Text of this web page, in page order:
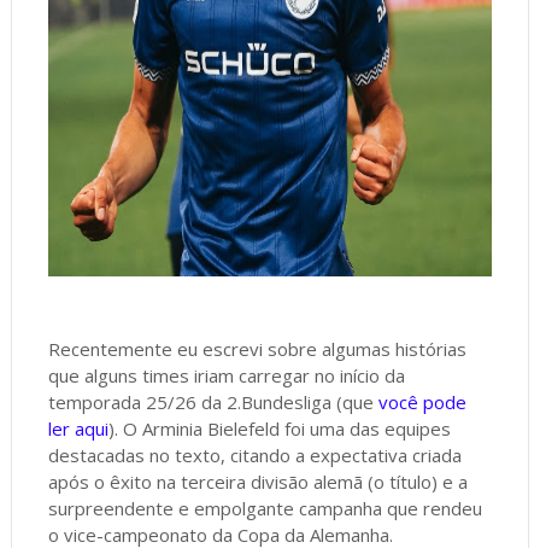
Recentemente eu escrevi sobre algumas histórias
que alguns times iriam carregar no início da
temporada 25/26 da 2.Bundesliga (que você pode
ler aqui). O Arminia Bielefeld foi uma das equipes
destacadas no texto, citando a expectativa criada
após o êxito na terceira divisão alemã (o título) e a
surpreendente e empolgante campanha que rendeu
o vice-campeonato da Copa da Alemanha.